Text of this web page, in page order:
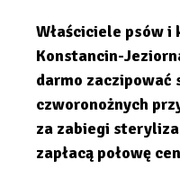
Właściciele psów i
Konstancin-
darmo zaczipować
czworonożnych
za zabiegi
zapłacą połowę